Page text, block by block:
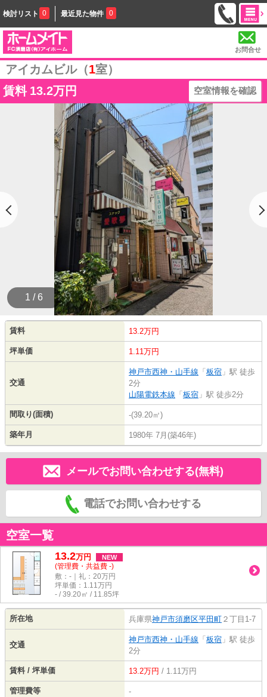
検討リスト 0 最近見た物件 0
お問合せ
アイカムビル（1室）
賃料 13.2万円 空室情報を確認
1 / 6
賃料 13.2万円
坪単価 1.11万円
交通
神戸市西神・山手線 「 板宿 」駅 徒歩
2分
山陽電鉄本線 「 板宿 」駅 徒歩2分
間取り(面積) -(39.20㎡)
築年月 1980年 7月(築46年)
メールでお問い合わせする(無料)
電話でお問い合わせする
空室一覧
13.2万円 NEW
(管理費・共益費 -)
敷：-｜礼：20万円
坪単価： 1.11万円
- / 39.20㎡ / 11.85坪
所在地 兵庫県神戸市須磨区平田町 ２丁目1-7
交通
神戸市西神・山手線 「 板宿 」駅 徒歩
2分
賃料 / 坪単価 13.2万円 / 1.11万円
管理費等 -